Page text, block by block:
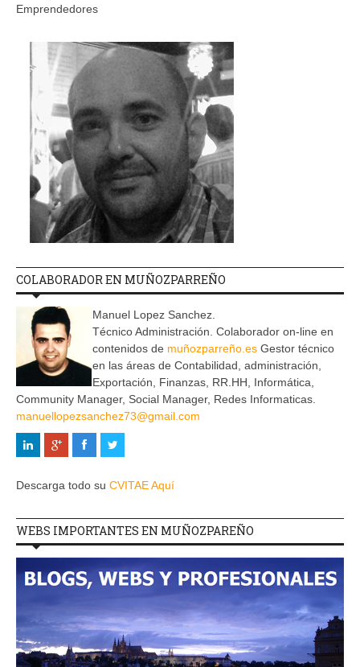
Emprendedores
COLABORADOR EN MUÑOZPARREÑO
Manuel Lopez Sanchez.
Técnico Administración. Colaborador on-line en
contenidos de muñozparreño.es Gestor técnico
en las áreas de Contabilidad, administración,
Exportación, Finanzas, RR.HH, Informática,
Community Manager, Social Manager, Redes Informaticas.
manuellopezsanchez73@gmail.com
Descarga todo su CVITAE Aquí
WEBS IMPORTANTES EN MUÑOZPAREÑO